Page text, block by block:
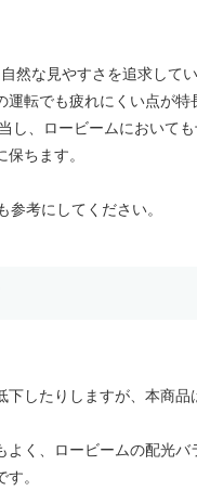
然な見やすさを追求してい
転でも疲れにくい点が特
、ロービームにおいても
ちます。
参考にしてください。
したりしますが、本商品
く、ロービームの配光バ
。